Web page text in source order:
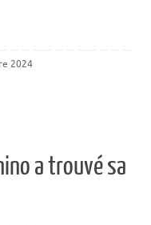
2024
a trouvé sa